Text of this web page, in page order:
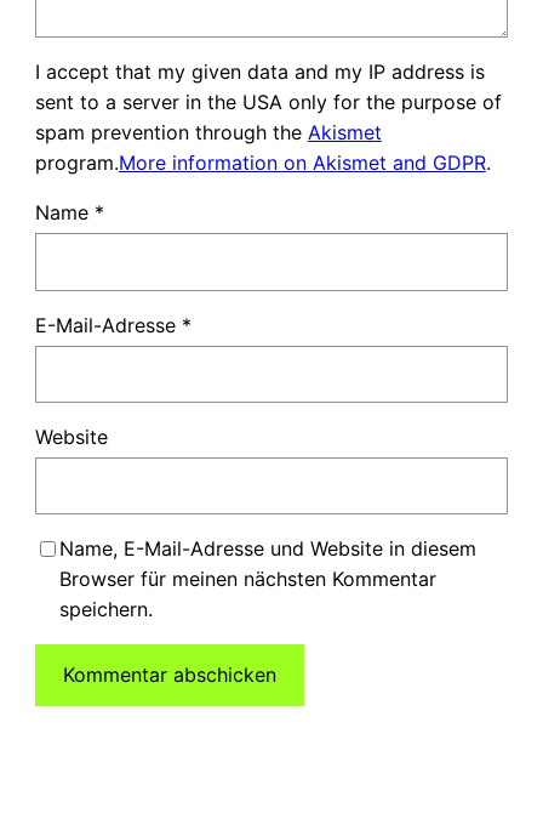
I accept that my given data and my IP address is
sent to a server in the USA only for the purpose of
spam prevention through the Akismet
program.More information on Akismet and GDPR.
Name *
E-Mail-Adresse *
Website
Name, E-Mail-Adresse und Website in diesem
Browser für meinen nächsten Kommentar
speichern.